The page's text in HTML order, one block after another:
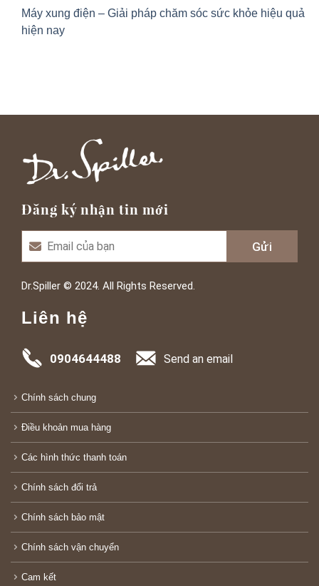
Máy xung điện – Giải pháp chăm sóc sức khỏe hiệu quả
hiện nay
Đăng ký nhận tin mới
Dr.Spiller © 2024. All Rights Reserved.
Liên hệ
0904644488 Send an email
Chính sách chung
Điều khoản mua hàng
Các hình thức thanh toán
Chính sách đổi trả
Chính sách bảo mật
Chính sách vận chuyển
Cam kết